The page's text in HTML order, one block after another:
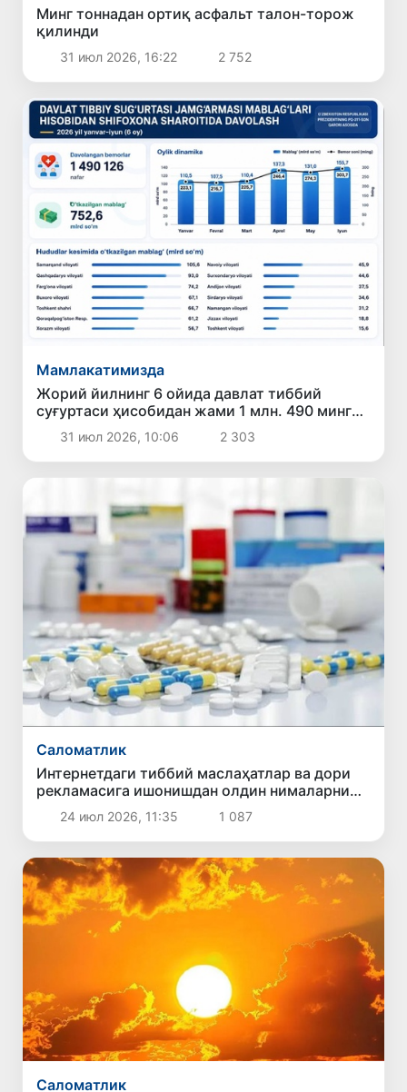
Минг тоннадан ортиқ асфальт талон-торож
қилинди
31 июл 2026, 16:22 2 752
Мамлакатимизда
Жорий йилнинг 6 ойида давлат тиббий
суғуртаси ҳисобидан жами 1 млн. 490 минг
126 нафар бемор даволанди
31 июл 2026, 10:06 2 303
Саломатлик
Интернетдаги тиббий маслаҳатлар ва дори
рекламасига ишонишдан олдин нималарни
билиш керак?
24 июл 2026, 11:35 1 087
Саломатлик